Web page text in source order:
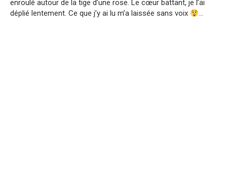
enroulé autour de la tige d’une rose. Le cœur battant, je l’ai
déplié lentement. Ce que j’y ai lu m’a laissée sans voix
…